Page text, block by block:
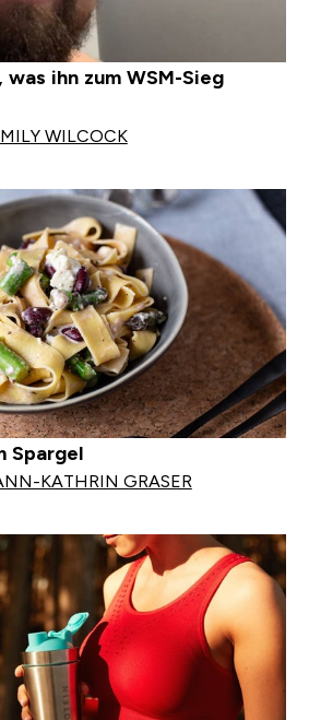
ihn zum WSM-Sieg
WILCOCK
Spargel
KATHRIN GRASER